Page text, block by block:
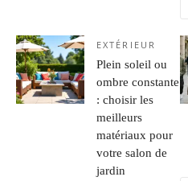
EXTÉRIEUR
Plein soleil ou
ombre constante
: choisir les
meilleurs
matériaux pour
votre salon de
jardin